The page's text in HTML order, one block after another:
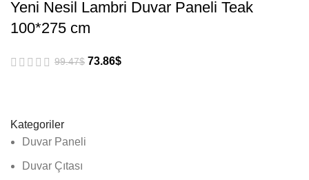
Yeni Nesil Lambri Duvar Paneli Teak
100*275 cm
99.47$ 73.86$
Kategoriler
Duvar Paneli
Duvar Çıtası